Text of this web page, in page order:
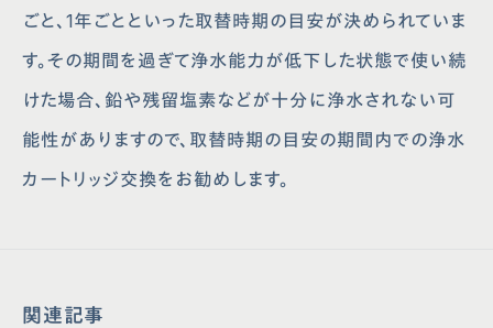
ごと、1年ごとといった取替時期の目安が決められていま
す。その期間を過ぎて浄水能力が低下した状態で使い続
けた場合、鉛や残留塩素などが十分に浄水されない可
能性がありますので、取替時期の目安の期間内での浄水
カートリッジ交換をお勧めします。
関連記事